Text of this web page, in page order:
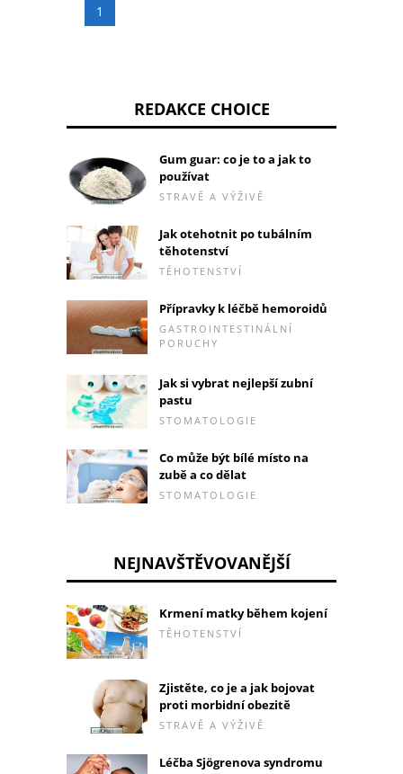
1
REDAKCE CHOICE
Gum guar: co je to a jak to
používat
STRAVĚ A VÝŽIVĚ
Jak otehotnit po tubálním
těhotenství
TĚHOTENSTVÍ
Přípravky k léčbě hemoroidů
GASTROINTESTINÁLNÍ
PORUCHY
Jak si vybrat nejlepší zubní
pastu
STOMATOLOGIE
Co může být bílé místo na
zubě a co dělat
STOMATOLOGIE
NEJNAVŠTĚVOVANĚJŠÍ
Krmení matky během kojení
TĚHOTENSTVÍ
Zjistěte, co je a jak bojovat
proti morbidní obezitě
STRAVĚ A VÝŽIVĚ
Léčba Sjögrenova syndromu